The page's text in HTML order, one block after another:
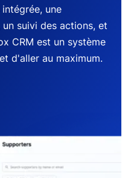
une
suivi des actions, et
CRM est un système
d'aller au maximum.